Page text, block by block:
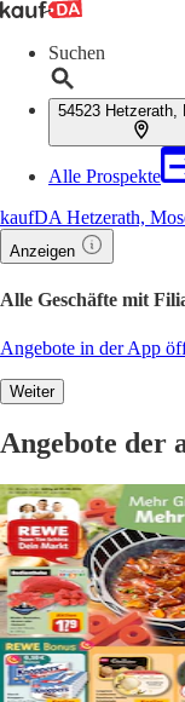
Suchen
54523 Hetzerath,
Alle Prospekte
kaufDA Hetzerath,
Anzeigen
Alle Geschäfte mit
Angebote in der App
Weiter
Angebote der